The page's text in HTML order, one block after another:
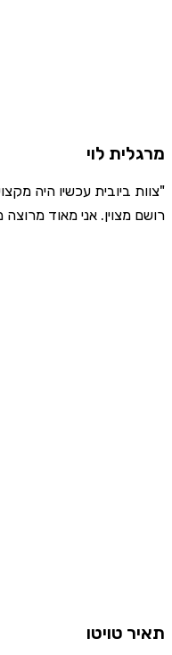
מרגלית לוי
"צוות ביובית עכשיו היה
רושם מצוין. אני מאוד
תאיר טויטו